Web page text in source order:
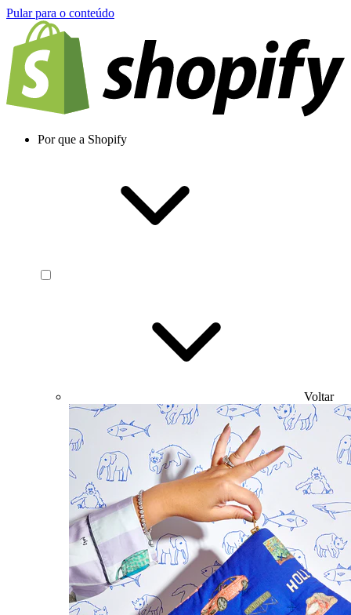
Pular para o conteúdo
Por que a Shopify
Voltar